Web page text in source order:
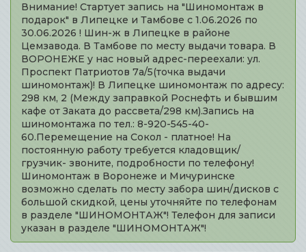
Внимание! Стартует запись на "Шиномонтаж в
подарок" в Липецке и Тамбове с 1.06.2026 по
30.06.2026 ! Шин-ж в Липецке в районе
Цемзавода. В Тамбове по месту выдачи товара. В
ВОРОНЕЖЕ у нас новый адрес-переехали: ул.
Проспект Патриотов 7а/5(точка выдачи
шиномонтаж)! В Липецке шиномонтаж по адресу:
298 км, 2 (Между заправкой Роснефть и бывшим
кафе от Заката до рассвета/298 км).Запись на
шиномонтажа по тел.: 8-920-545-40-
60.Перемещение на Сокол - платное! На
постоянную работу требуется кладовщик/
грузчик- звоните, подробности по телефону!
Шиномонтаж в Воронеже и Мичуринске
возможно сделать по месту забора шин/дисков с
большой скидкой, цены уточняйте по телефонам
в разделе "ШИНОМОНТАЖ"! Телефон для записи
указан в разделе "ШИНОМОНТАЖ"!